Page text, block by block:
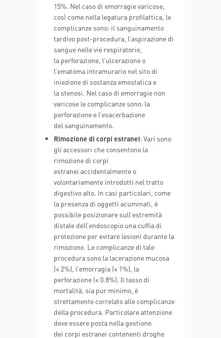
15%. Nel caso di emorragie varicose,
così come nella legatura profilattica, le
complicanze sono: il sanguinamento
tardivo post-procedura, l’aspirazione di
sangue nelle vie respiratorie,
la perforazione, l’ulcerazione o
l’ematoma intramurario nel sito di
iniezione di sostanza emostatica e
la stenosi. Nel caso di emorragie non
varicose le complicanze sono: la
perforazione e l’esacerbazione
del sanguinamento.
Rimozione di corpi estranei: Vari sono
gli accessori che consentono la
rimozione di corpi
estranei accidentalmente o
volontariamente introdotti nel tratto
digestivo alto. In casi particolari, come
la presenza di oggetti acuminati, è
possibile posizionare sull’estremità
distale dell’endoscopio una cuffia di
protezione per evitare lesioni durante la
rimozione. Le complicanze di tale
procedura sono la lacerazione mucosa
(≤ 2%), l’emorragia (≤ 1%), la
perforazione (≤ 0.8%). Il tasso di
mortalità, sia pur minimo, è
strettamente correlato alle complicanze
della procedura. Particolare attenzione
deve essere posta nella gestione
dei corpi estranei contenenti droghe